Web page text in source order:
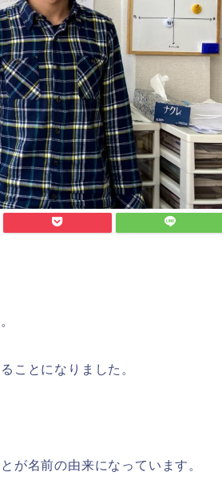
ことになりました。
が名前の由来になっています。